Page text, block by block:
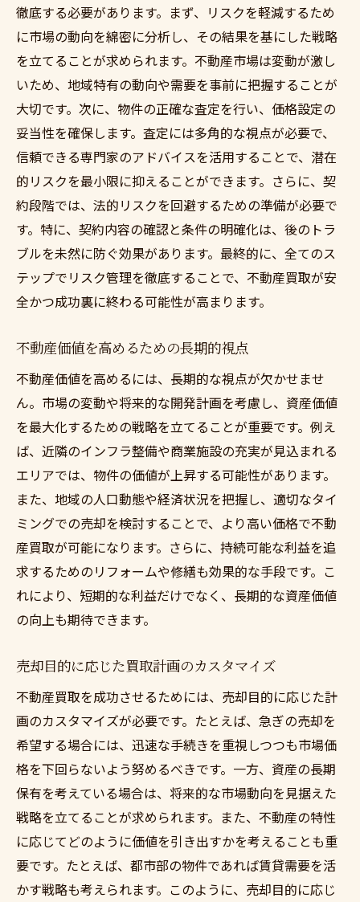
徹底する必要があります。まず、リスクを軽減するため
に市場の動向を綿密に分析し、その結果を基にした戦略
を立てることが求められます。不動産市場は変動が激し
いため、地域特有の動向や需要を事前に把握することが
大切です。次に、物件の正確な査定を行い、価格設定の
妥当性を確保します。査定には多角的な視点が必要で、
信頼できる専門家のアドバイスを活用することで、潜在
的リスクを最小限に抑えることができます。さらに、契
約段階では、法的リスクを回避するための準備が必要で
す。特に、契約内容の確認と条件の明確化は、後のトラ
ブルを未然に防ぐ効果があります。最終的に、全てのス
テップでリスク管理を徹底することで、不動産買取が安
全かつ成功裏に終わる可能性が高まります。
不動産価値を高めるための長期的視点
不動産価値を高めるには、長期的な視点が欠かせませ
ん。市場の変動や将来的な開発計画を考慮し、資産価値
を最大化するための戦略を立てることが重要です。例え
ば、近隣のインフラ整備や商業施設の充実が見込まれる
エリアでは、物件の価値が上昇する可能性があります。
また、地域の人口動態や経済状況を把握し、適切なタイ
ミングでの売却を検討することで、より高い価格で不動
産買取が可能になります。さらに、持続可能な利益を追
求するためのリフォームや修繕も効果的な手段です。こ
れにより、短期的な利益だけでなく、長期的な資産価値
の向上も期待できます。
売却目的に応じた買取計画のカスタマイズ
不動産買取を成功させるためには、売却目的に応じた計
画のカスタマイズが必要です。たとえば、急ぎの売却を
希望する場合には、迅速な手続きを重視しつつも市場価
格を下回らないよう努めるべきです。一方、資産の長期
保有を考えている場合は、将来的な市場動向を見据えた
戦略を立てることが求められます。また、不動産の特性
に応じてどのように価値を引き出すかを考えることも重
要です。たとえば、都市部の物件であれば賃貸需要を活
かす戦略も考えられます。このように、売却目的に応じ